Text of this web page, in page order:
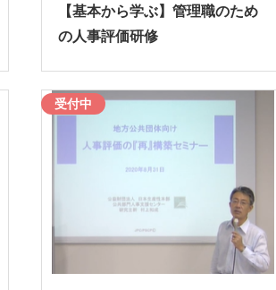
【基本から学ぶ】管理職のため
の人事評価研修
受付中